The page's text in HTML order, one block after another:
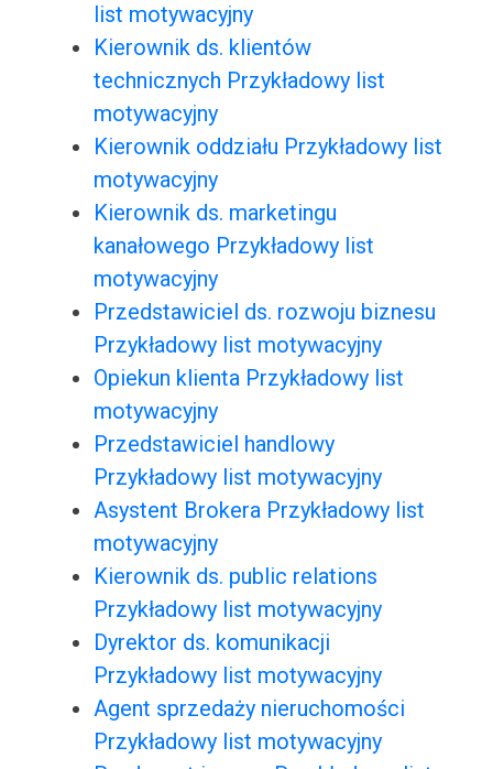
list motywacyjny
Kierownik ds. klientów
technicznych Przykładowy list
motywacyjny
Kierownik oddziału Przykładowy list
motywacyjny
Kierownik ds. marketingu
kanałowego Przykładowy list
motywacyjny
Przedstawiciel ds. rozwoju biznesu
Przykładowy list motywacyjny
Opiekun klienta Przykładowy list
motywacyjny
Przedstawiciel handlowy
Przykładowy list motywacyjny
Asystent Brokera Przykładowy list
motywacyjny
Kierownik ds. public relations
Przykładowy list motywacyjny
Dyrektor ds. komunikacji
Przykładowy list motywacyjny
Agent sprzedaży nieruchomości
Przykładowy list motywacyjny